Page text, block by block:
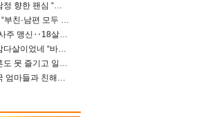
이찬원, 원조 춤꾼 박남정 향한 팬심 “어머님 잘 계시지” 폭소(불후)
최연청 엄청난 금수저 “부친·남편 모두 판사, 국회의원·언론사 대표 집안”(아형)
윤가이, 단발로 싹둑+사주 맹신‥18살 연상 ♥장기하 반한 엉뚱·열정 매력(전참시)
방탄소년단 뷔, 역시 감다살이었네 “바뀐 ‘오늘의 방탄’ 구성, 내 아이디어”
재혼 발표 오윤아, 신혼도 못 즐기고 일만 “발달장애 子도 취업 1년차, 연차 없어”
리센느 미나미 母, 한국 엄마들과 친해진 비결=BTS “최애 정국 얘기로 통해”(전참시)